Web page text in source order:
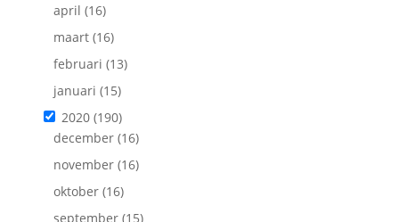
april (16)
maart(16)
februari (13)
januari (15)
2020(190)
december(16)
november(16)
oktober(16)
september(15)